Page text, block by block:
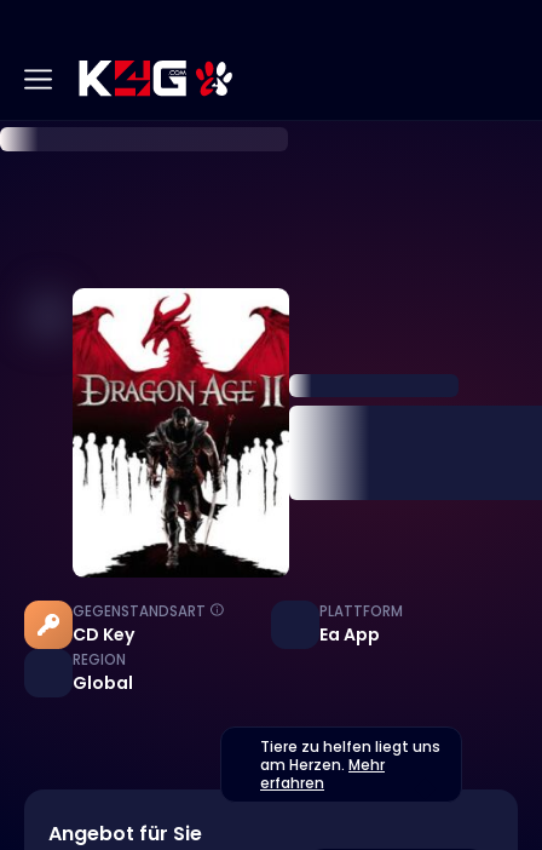
GEGENSTANDSART
CD Key
PLATTFORM
Ea App
REGION
Global
Tiere zu helfen liegt uns
am Herzen. Mehr
erfahren
Angebot für Sie